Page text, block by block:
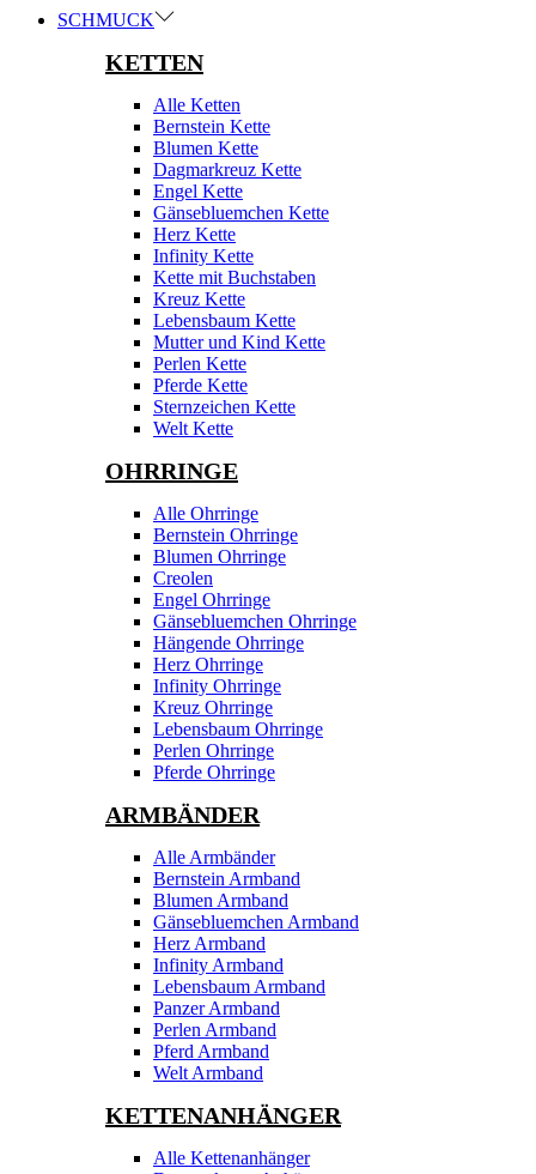
SCHMUCK
KETTEN
Alle Ketten
Bernstein Kette
Blumen Kette
Dagmarkreuz Kette
Engel Kette
Gänsebluemchen Kette
Herz Kette
Infinity Kette
Kette mit Buchstaben
Kreuz Kette
Lebensbaum Kette
Mutter und Kind Kette
Perlen Kette
Pferde Kette
Sternzeichen Kette
Welt Kette
OHRRINGE
Alle Ohrringe
Bernstein Ohrringe
Blumen Ohrringe
Creolen
Engel Ohrringe
Gänsebluemchen Ohrringe
Hängende Ohrringe
Herz Ohrringe
Infinity Ohrringe
Kreuz Ohrringe
Lebensbaum Ohrringe
Perlen Ohrringe
Pferde Ohrringe
ARMBÄNDER
Alle Armbänder
Bernstein Armband
Blumen Armband
Gänsebluemchen Armband
Herz Armband
Infinity Armband
Lebensbaum Armband
Panzer Armband
Perlen Armband
Pferd Armband
Welt Armband
KETTENANHÄNGER
Alle Kettenanhänger